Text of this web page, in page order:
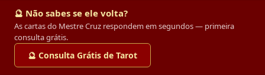
🔮 Não sabes se ele volta?
As cartas do Mestre Cruz respondem em segundos — primeira
consulta grátis.
🔮 Consulta Grátis de Tarot